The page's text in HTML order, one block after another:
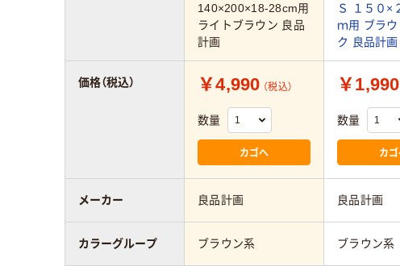
140×200×18-28cm用
ライトブラウン 良品
計画
Ｓ １５０×
ｍ用 ブラ
ク 良品計画
￥4,990 （税込）
数量
カゴへ
￥1,990
数量
カ
良品計画 良品計画
ブラウン系 ブラウン系
価格（税込）
メーカー
カラーグループ